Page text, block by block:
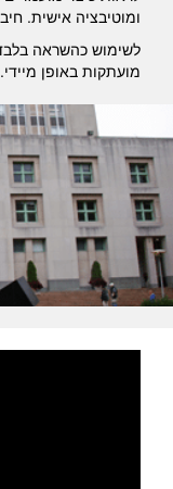
ומוטיבציה אישית.
לשימוש כהשראה
מועתקות באופן מיידי.